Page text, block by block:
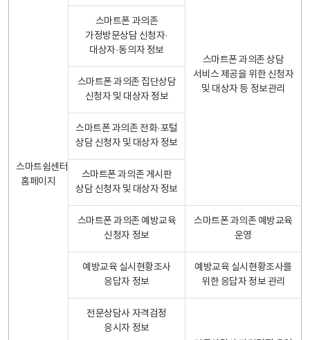
스마트쉼센터
홈페이지
스마트폰 과의존 상담
서비스 제공을 위한 신청자
및 대상자 등 정보관리
스마트폰 과의존
가정방문상담 신청자·
대상자·동의자 정보
스마트폰 과의존 집단상담
신청자 및 대상자 정보
스마트폰 과의존 전화·포털
상담 신청자 및 대상자 정보
스마트폰 과의존 게시판
상담 신청자 및 대상자 정보
스마트폰 과의존 예방교육
신청자 정보
스마트폰 과의존 예방교육
운영
예방교육 실시현황조사
응답자 정보
예방교육 실시현황조사를
위한 응답자 정보 관리
전문상담사 자격검정
응시자 정보